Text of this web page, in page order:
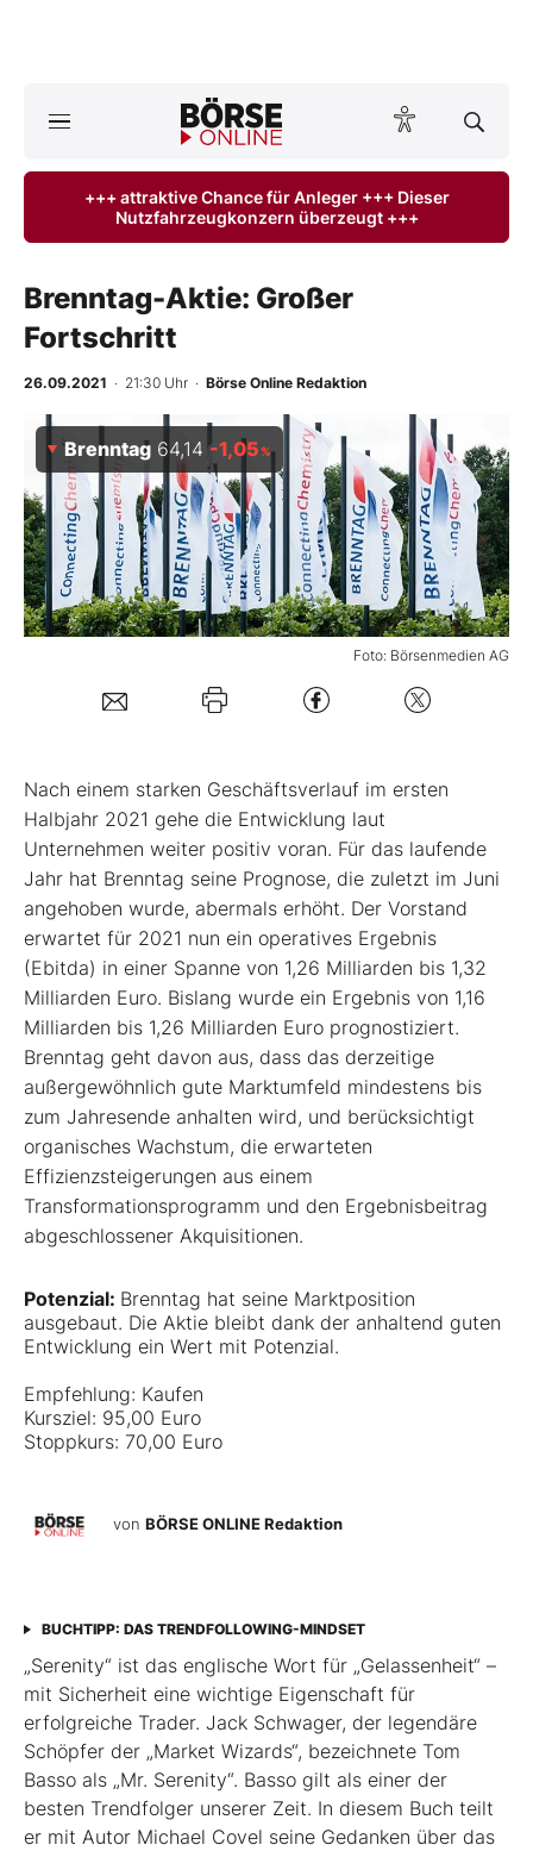
Anlageprodukte
Finanz-Check
Abo & Shop
Experten
Mein B:O
Mein Konto
+++ attraktive Chance für Anleger +++ Dieser
Nutzfahrzeugkonzern überzeugt +++
Brenntag-Aktie: Großer
Fortschritt
26.09.2021 · 21:30 Uhr · Börse Online Redaktion
Foto: Börsenmedien AG
Brenntag 64,14 -1,05 %
Nach einem starken Geschäftsverlauf im ersten
Halbjahr 2021 gehe die Entwicklung laut
Unternehmen weiter positiv voran. Für das laufende
Jahr hat Brenntag seine Prognose, die zuletzt im Juni
angehoben wurde, abermals erhöht. Der Vorstand
erwartet für 2021 nun ein operatives Ergebnis
(Ebitda) in einer Spanne von 1,26 Milliarden bis 1,32
Milliarden Euro. Bislang wurde ein Ergebnis von 1,16
Milliarden bis 1,26 Milliarden Euro prognostiziert.
Brenntag geht davon aus, dass das derzeitige
außergewöhnlich gute Marktumfeld mindestens bis
zum Jahresende anhalten wird, und berücksichtigt
organisches Wachstum, die erwarteten
Effizienzsteigerungen aus einem
Transformationsprogramm und den Ergebnisbeitrag
abgeschlossener Akquisitionen.
Potenzial: Brenntag hat seine Marktposition
ausgebaut. Die Aktie bleibt dank der anhaltend guten
Entwicklung ein Wert mit Potenzial.
Empfehlung: Kaufen
Kursziel: 95,00 Euro
Stoppkurs: 70,00 Euro
von BÖRSE ONLINE Redaktion
BUCHTIPP: DAS TRENDFOLLOWING-MINDSET
„Serenity“ ist das englische Wort für „Gelassenheit“ –
mit Sicherheit eine wichtige Eigenschaft für
erfolgreiche Trader. Jack Schwager, der legendäre
Schöpfer der „Market Wizards“, bezeichnete Tom
Basso als „Mr. Serenity“. Basso gilt als einer der
besten Trendfolger unserer Zeit. In diesem Buch teilt
er mit Autor Michael Covel seine Gedanken über das